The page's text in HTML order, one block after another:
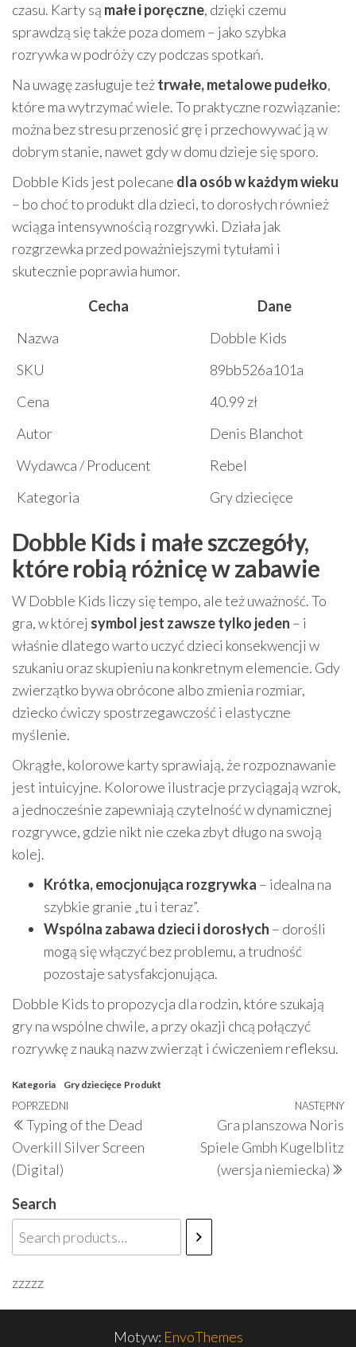
czasu. Karty są małe i poręczne, dzięki czemu
sprawdzą się także poza domem – jako szybka
rozrywka w podróży czy podczas spotkań.
Na uwagę zasługuje teżtrwałe, metalowe pudełko,
które ma wytrzymać wiele. To praktyczne rozwiązanie:
można bez stresu przenosić grę i przechowywać ją w
dobrym stanie, nawet gdy w domu dzieje się sporo.
Dobble Kids jest polecane dla osób w każdym wieku
– bo choć to produkt dla dzieci, to dorosłych również
wciąga intensywnością rozgrywki. Działa jak
rozgrzewka przed poważniejszymi tytułami i
skutecznie poprawia humor.
Cecha
Dane
Nazwa
Dobble Kids
SKU
89bb526a101a
Cena
40.99 zł
Autor
Denis Blanchot
Wydawca / Producent
Rebel
Kategoria
Gry dziecięce
Dobble Kids i małe szczegóły,
które robią różnicę w zabawie
W Dobble Kids liczy się tempo, ale też uważność. To
gra, w której symbol jest zawsze tylko jeden – i
właśnie dlatego warto uczyć dzieci konsekwencji w
szukaniu oraz skupieniu na konkretnym elemencie. Gdy
zwierzątko bywa obrócone albo zmienia rozmiar,
dziecko ćwiczy spostrzegawczość i elastyczne
myślenie.
Okrągłe, kolorowe karty sprawiają, że rozpoznawanie
jest intuicyjne. Kolorowe ilustracje przyciągają wzrok,
a jednocześnie zapewniają czytelność w dynamicznej
rozgrywce, gdzie nikt nie czeka zbyt długo na swoją
kolej.
Krótka, emocjonująca rozgrywka – idealna na
szybkie granie „tu i teraz”.
Wspólna zabawa dzieci i dorosłych – dorośli
mogą się włączyć bez problemu, a trudność
pozostaje satysfakcjonująca.
Dobble Kids to propozycja dla rodzin, które szukają
gry na wspólne chwile, a przy okazji chcą połączyć
rozrywkę z nauką nazw zwierząt i ćwiczeniem refleksu.
Kategoria Gry dziecięce Produkt
Nawigacja
wpisu
Poprzedni
wpis
POPRZEDNI
Typing of the Dead
Overkill Silver Screen
(Digital)
NASTĘPNY
Gra planszowa Noris
Spiele Gmbh Kugelblitz
(wersja niemiecka)
Search
zzzzz
Motyw: EnvoThemes